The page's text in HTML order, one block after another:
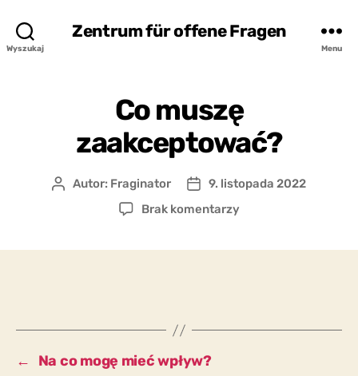
Wyszukaj
Zentrum für offene Fragen
Menu
Co muszę
zaakceptować?
AutorAutor: Fraginator
Data
wpisu
9. listopada 2022
Brak komentarzydo
←
Na co mogę mieć wpływ?